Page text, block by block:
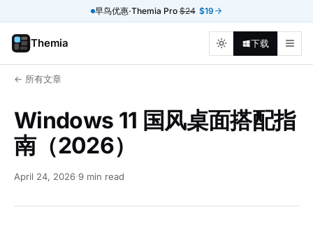
早鸟优惠·Themia Pro$24 $19
Themia 下载
← 所有文章
Windows 11 国风桌面搭配指
南（2026）
April 24, 2026·9 min read